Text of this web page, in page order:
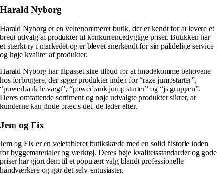
Harald Nyborg
Harald Nyborg er en velrenommeret butik, der er kendt for at levere et
bredt udvalg af produkter til konkurrencedygtige priser. Butikken har
et stærkt ry i markedet og er blevet anerkendt for sin pålidelige service
og høje kvalitet af produkter.
Harald Nyborg har tilpasset sine tilbud for at imødekomme behovene
hos forbrugere, der søger produkter inden for “raze jumpstarter”,
“powerbank letvægt”, “powerbank jump starter” og “js gruppen”.
Deres omfattende sortiment og nøje udvalgte produkter sikrer, at
kunderne kan finde præcis det, de leder efter.
Jem og Fix
Jem og Fix er en veletableret butikskæde med en solid historie inden
for byggematerialer og værktøj. Deres høje kvalitetsstandarder og gode
priser har gjort dem til et populært valg blandt professionelle
håndværkere og gør-det-selv-entusiaster.